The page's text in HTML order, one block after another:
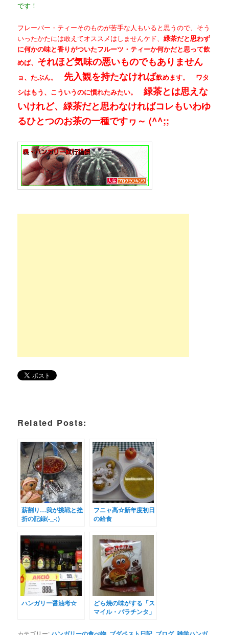
です！
フレーバー・ティーそのものが苦手な人もいると思うので、そう
いったかたには敢えてオススメはしませんケド、緑茶だと思わず
に何かの味と香りがついたフルーツ・ティーか何かだと思って飲
めば、 それほど気味の悪いものでもありません
ョ、たぶん。 先入観を持たなければ飲めます。 ワタ
シはもう、こういうのに慣れたみたい。緑茶とは思えな
いけれど、緑茶だと思わなければコレもいわゆ
るひとつのお茶の一種ですヮ～ (^^;;
Related Posts:
薪割り…我が挑戦と挫
折の記録(-_-;)
フニャ高☆新年度初日
の給食
ハンガリー醤油考☆
どら焼の味がする「ス
マイル・パラチンタ」
カテゴリー: ,